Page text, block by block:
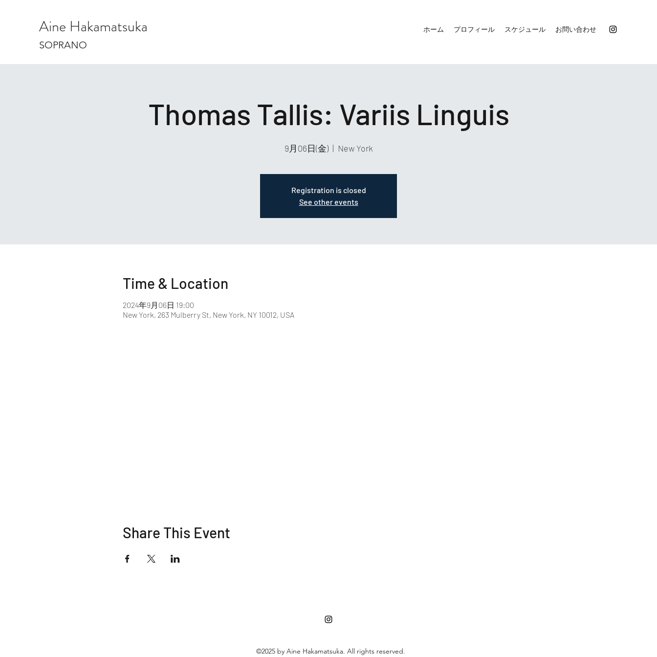
Aine Hakamatsuka
SOPRANO
ホーム プロフィール スケジュール お問い合わせ
Thomas Tallis: Variis Linguis
9月06日(金)
  |
New York
Registration is closed
See other events
Time & Location
2024年9月06日 19:00
New York, 263 Mulberry St, New York, NY 10012, USA
Share This Event
©2025 by Aine Hakamatsuka. All rights reserved.